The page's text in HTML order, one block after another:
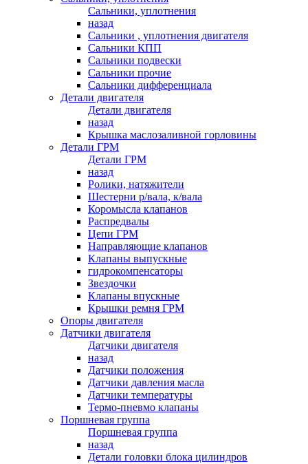
Сальники, уплотнения
назад
Сальники , уплотнения двигателя
Сальники КПП
Сальники подвески
Сальники прочие
Сальники дифференциала
Детали двигателя
Детали двигателя
назад
Крышка маслозаливной горловины
Детали ГРМ
Детали ГРМ
назад
Ролики, натяжители
Шестерни р/вала, к/вала
Коромысла клапанов
Распредвалы
Цепи ГРМ
Направляющие клапанов
Клапаны выпускные
гидрокомпенсаторы
Звездочки
Клапаны впускные
Крышки ремня ГРМ
Опоры двигателя
Датчики двигателя
Датчики двигателя
назад
Датчики положения
Датчики давления масла
Датчики температуры
Термо-пневмо клапаны
Поршневая группа
Поршневая группа
назад
Детали головки блока цилиндров